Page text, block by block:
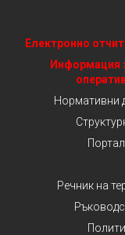
Електронно
Информация
Нормативни
Речник на